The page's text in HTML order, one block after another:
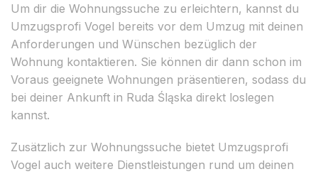
Um dir die Wohnungssuche zu erleichtern, kannst du
Umzugsprofi Vogel bereits vor dem Umzug mit deinen
Anforderungen und Wünschen bezüglich der
Wohnung kontaktieren. Sie können dir dann schon im
Voraus geeignete Wohnungen präsentieren, sodass du
bei deiner Ankunft in Ruda Śląska direkt loslegen
kannst.
Zusätzlich zur Wohnungssuche bietet Umzugsprofi
Vogel auch weitere Dienstleistungen rund um deinen